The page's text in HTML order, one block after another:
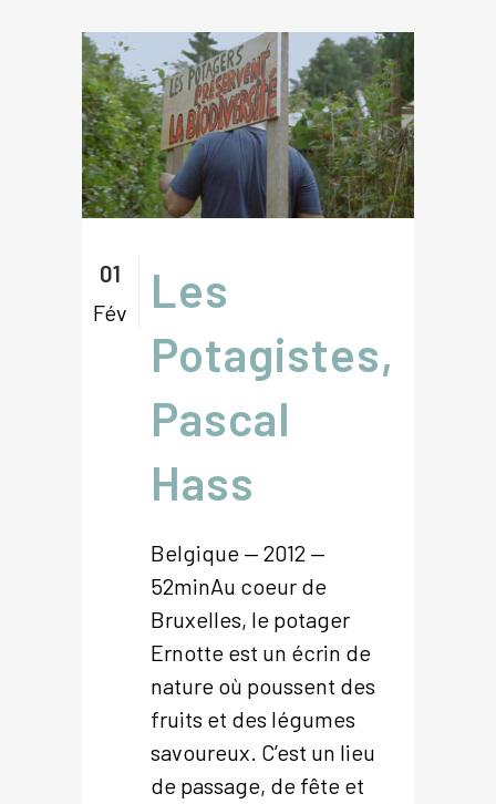
01
Fév
Les
Potagistes,
Pascal
Hass
Belgique — 2012 —
52minAu coeur de
Bruxelles, le potager
Ernotte est un écrin de
nature où poussent des
fruits et des légumes
savoureux. C’est un lieu
de passage, de fête et